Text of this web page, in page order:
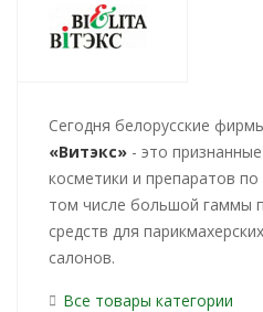
Cегодня белорусские
«Витэкс» - это
косметики и препаратов
том числе большой гаммы
средств для
салонов.
Все товары категории